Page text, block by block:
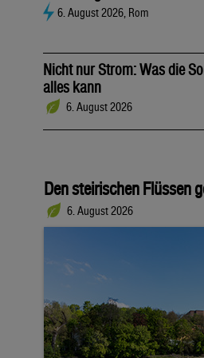
6. August 2026, Rom
Nicht nur Strom: Was die
alles kann
6. August 2026
Den steirischen Flüssen
6. August 2026